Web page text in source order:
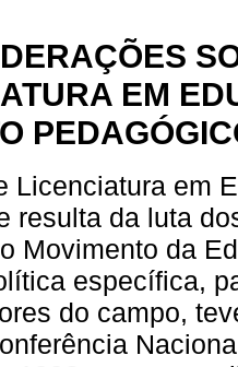
EM
Licenciatura em
resulta da luta
Movimento da
específica,
do campo,